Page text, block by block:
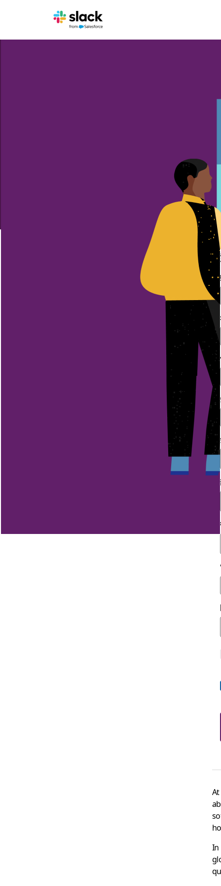
New trends in AI
A global survey of desk workers, managers and executives
In